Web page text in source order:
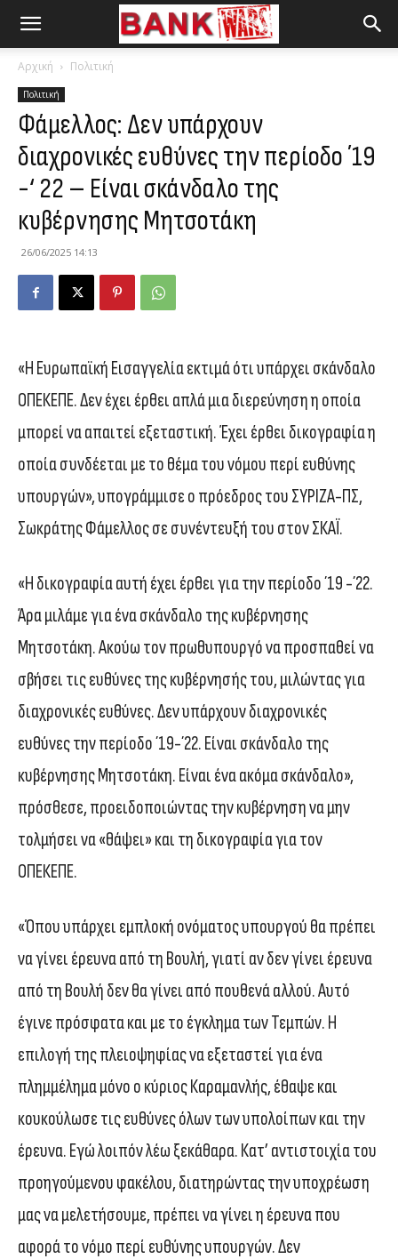
Αρχική Πολιτική
Πολιτική
Φάμελλος: Δεν υπάρχουν
διαχρονικές ευθύνες την περίοδο ΄19
-‘ 22 – Είναι σκάνδαλο της
κυβέρνησης Μητσοτάκη
26/06/2025 14:13
«Η Ευρωπαϊκή Εισαγγελία εκτιμά ότι υπάρχει σκάνδαλο
ΟΠΕΚΕΠΕ. Δεν έχει έρθει απλά μια διερεύνηση η οποία
μπορεί να απαιτεί εξεταστική. Έχει έρθει δικογραφία η
οποία συνδέεται με το θέμα του νόμου περί ευθύνης
υπουργών», υπογράμμισε ο πρόεδρος του ΣΥΡΙΖΑ-ΠΣ,
Σωκράτης Φάμελλος σε συνέντευξή του στον ΣΚΑΪ.
«Η δικογραφία αυτή έχει έρθει για την περίοδο ΄19 -΄22.
Άρα μιλάμε για ένα σκάνδαλο της κυβέρνησης
Μητσοτάκη. Ακούω τον πρωθυπουργό να προσπαθεί να
σβήσει τις ευθύνες της κυβέρνησής του, μιλώντας για
διαχρονικές ευθύνες. Δεν υπάρχουν διαχρονικές
ευθύνες την περίοδο ΄19-΄22. Είναι σκάνδαλο της
κυβέρνησης Μητσοτάκη. Είναι ένα ακόμα σκάνδαλο»,
πρόσθεσε, προειδοποιώντας την κυβέρνηση να μην
τολμήσει να «θάψει» και τη δικογραφία για τον
ΟΠΕΚΕΠΕ.
«Όπου υπάρχει εμπλοκή ονόματος υπουργού θα πρέπει
να γίνει έρευνα από τη Βουλή, γιατί αν δεν γίνει έρευνα
από τη Βουλή δεν θα γίνει από πουθενά αλλού. Αυτό
έγινε πρόσφατα και με το έγκλημα των Τεμπών. Η
επιλογή της πλειοψηφίας να εξεταστεί για ένα
πλημμέλημα μόνο ο κύριος Καραμανλής, έθαψε και
κουκούλωσε τις ευθύνες όλων των υπολοίπων και την
έρευνα. Εγώ λοιπόν λέω ξεκάθαρα. Κατ’ αντιστοιχία του
προηγούμενου φακέλου, διατηρώντας την υποχρέωση
μας να μελετήσουμε, πρέπει να γίνει η έρευνα που
αφορά το νόμο περί ευθύνης υπουργών. Δεν